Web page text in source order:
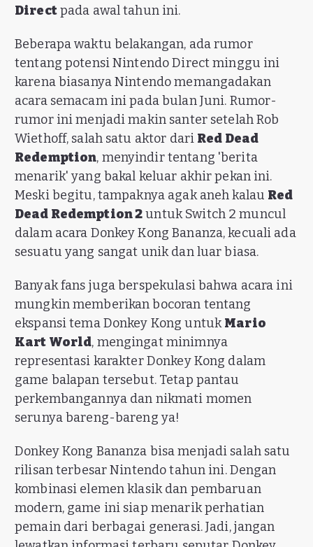
Directpada awal tahun ini.
Beberapa waktu belakangan, ada rumor
tentang potensi Nintendo Direct minggu ini
karena biasanya Nintendo memangadakan
acara semacam ini pada bulan Juni. Rumor-
rumor ini menjadi makin santer setelah Rob
Wiethoff, salah satu aktor dari Red Dead
Redemption, menyindir tentang 'berita
menarik' yang bakal keluar akhir pekan ini.
Meski begitu, tampaknya agak aneh kalau Red
Dead Redemption 2untuk Switch 2 muncul
dalam acara Donkey Kong Bananza, kecuali ada
sesuatu yang sangat unik dan luar biasa.
Banyak fans juga berspekulasi bahwa acara ini
mungkin memberikan bocoran tentang
ekspansi tema Donkey Kong untukMario
Kart World, mengingat minimnya
representasi karakter Donkey Kong dalam
game balapan tersebut. Tetap pantau
perkembangannya dan nikmati momen
serunya bareng-bareng ya!
Donkey Kong Bananza bisa menjadi salah satu
rilisan terbesar Nintendo tahun ini. Dengan
kombinasi elemen klasik dan pembaruan
modern, game ini siap menarik perhatian
pemain dari berbagai generasi. Jadi, jangan